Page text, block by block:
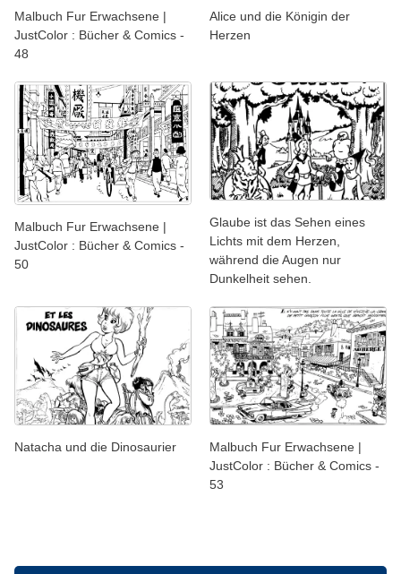
Malbuch Fur Erwachsene |
JustColor : Bücher & Comics -
48
Alice und die Königin der
Herzen
Malbuch Fur Erwachsene |
JustColor : Bücher & Comics -
50
Glaube ist das Sehen eines
Lichts mit dem Herzen,
während die Augen nur
Dunkelheit sehen.
Natacha und die Dinosaurier
Malbuch Fur Erwachsene |
JustColor : Bücher & Comics -
53